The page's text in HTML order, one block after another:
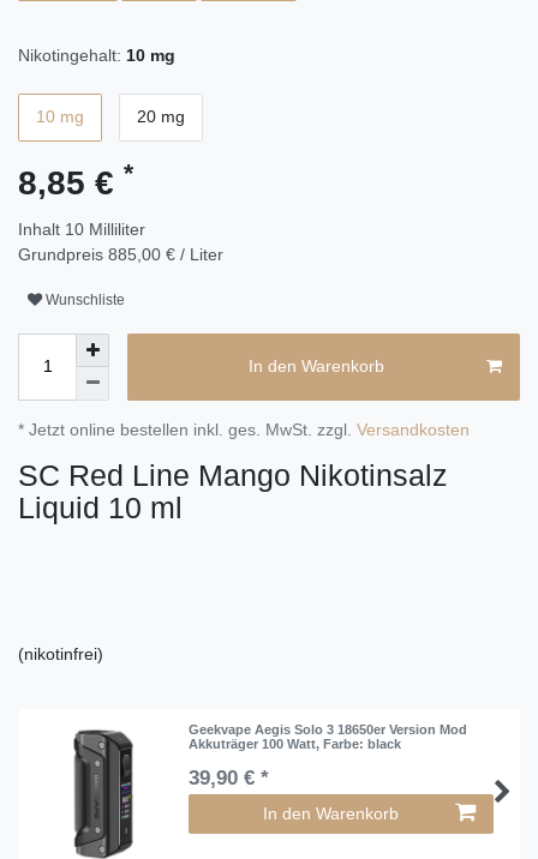
Nikotingehalt: 10 mg
10 mg 20 mg
8,85 € *
Inhalt 10 Milliliter
Grundpreis 885,00 € / Liter
Wunschliste
In den Warenkorb
* Jetzt online bestellen inkl. ges. MwSt. zzgl. Versandkosten
SC Red Line Mango Nikotinsalz
Liquid 10 ml
(nikotinfrei)
Geekvape Aegis Solo 3 18650er Version Mod
Akkuträger 100 Watt, Farbe: black
39,90 € *
In den Warenkorb